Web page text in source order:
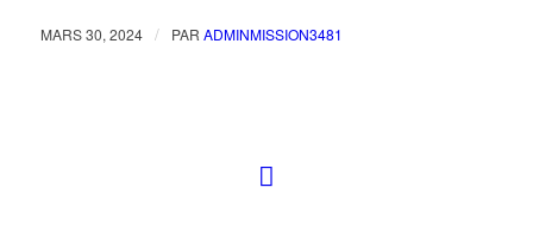
MARS 30, 2024 / PAR ADMINMISSION3481